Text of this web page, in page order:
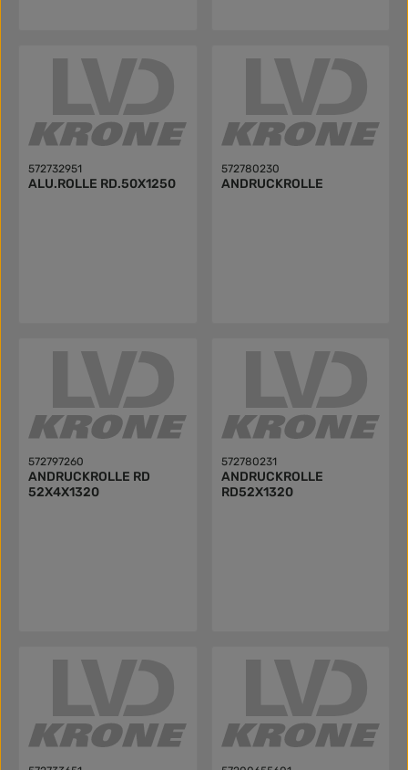
572732951
ALU.ROLLE RD.50X1250
572780230
ANDRUCKROLLE
572797260
ANDRUCKROLLE RD
52X4X1320
572780231
ANDRUCKROLLE
RD52X1320